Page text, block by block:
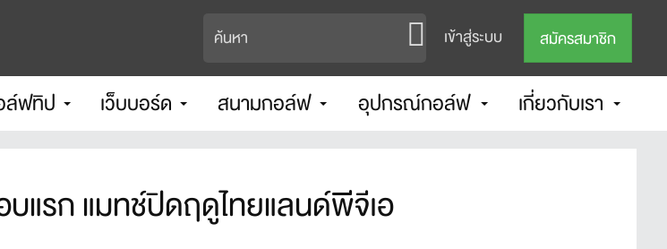
เข้าสู่ระบบ สมัครสมาชิก
ล์ฟทิป เว็บบอร์ด สนามกอล์ฟ อุปกรณ์กอล์ฟ เกี่ยวกับเรา
แรก แมทช์ปิดฤดูไทยแลนด์พีจีเอ